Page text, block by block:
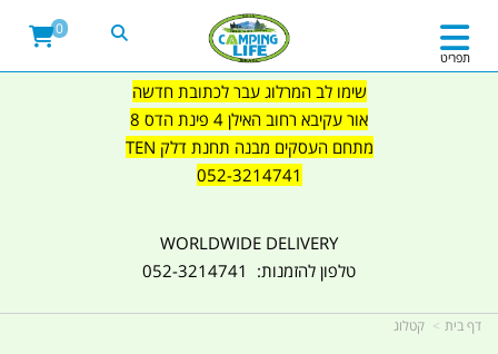
שימו לב המרלוג עבר לכתובת חדשה
אור עקיבא רחוב האילן 4 פינת הדס 8
מתחם העסקים מבנה תחנת דלק TEN
052-3214741
WORLDWIDE DELIVERY
טלפון להזמנות: 052-3214741
תפריט
0
דף בית קטלוג